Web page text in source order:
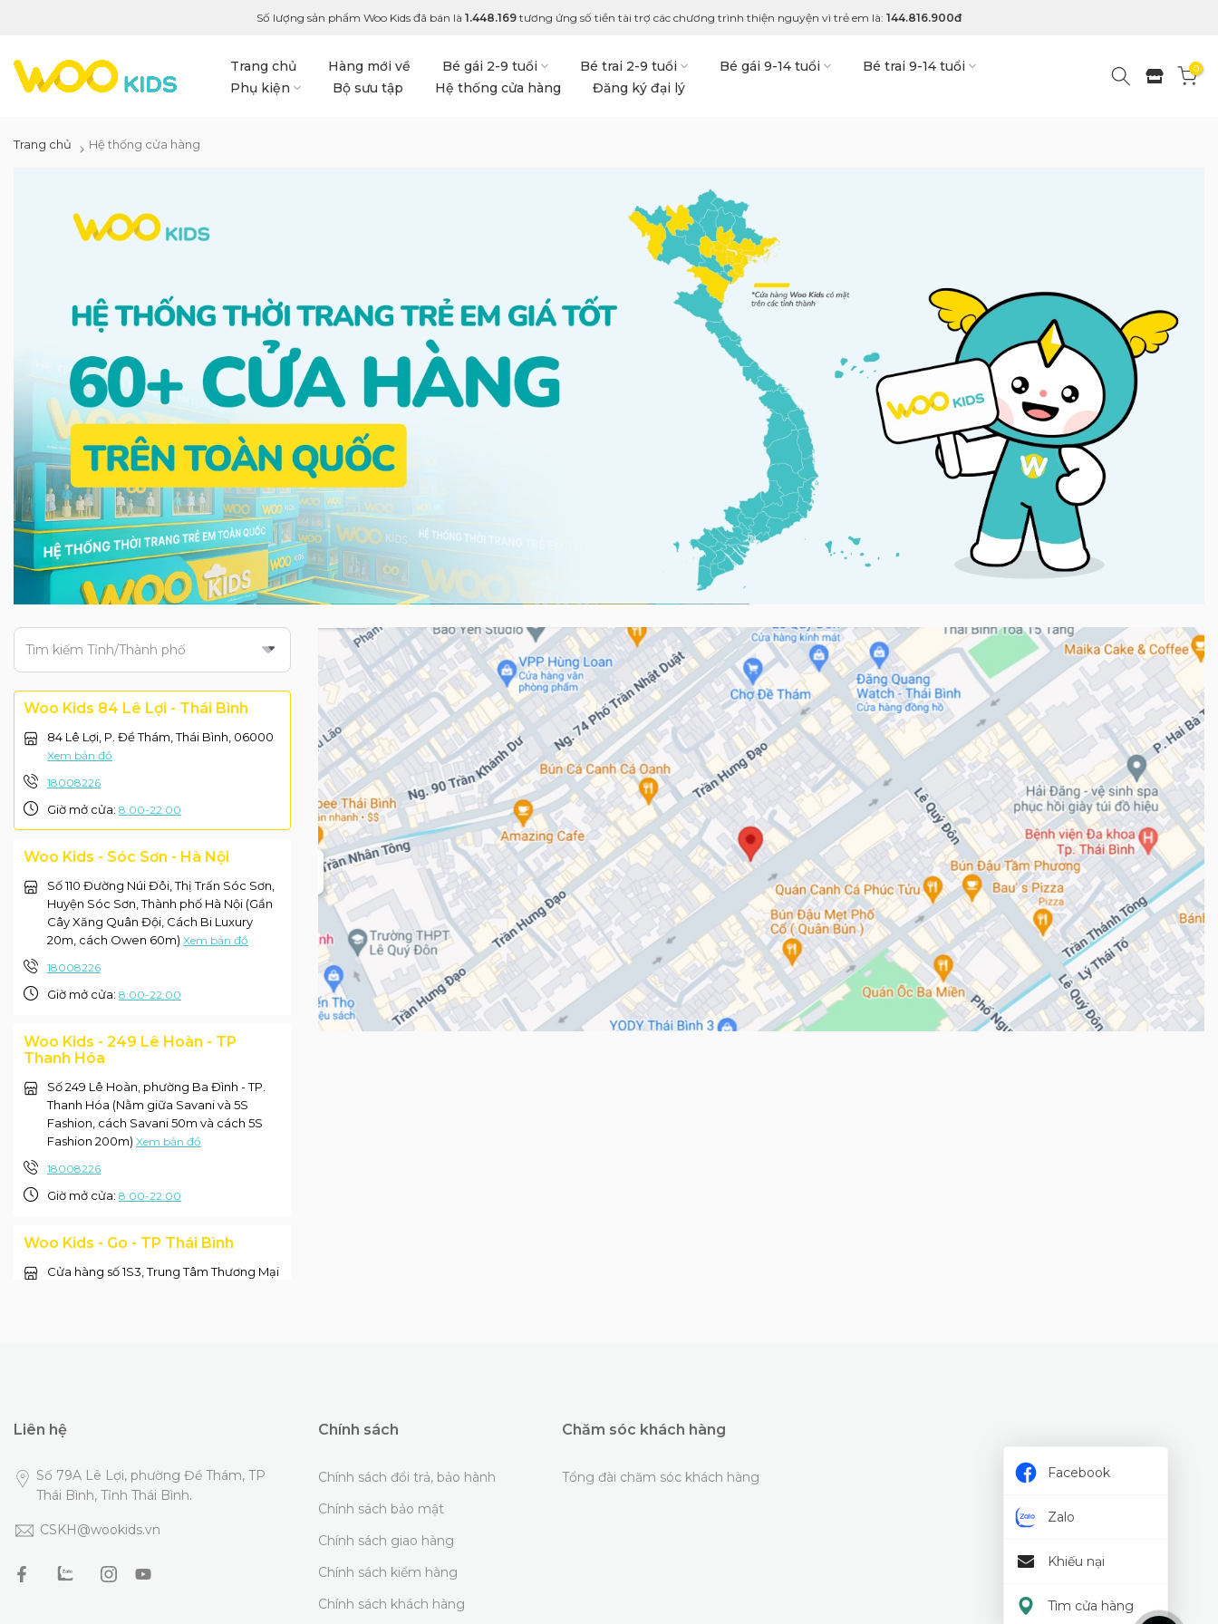
Số lượng sản phẩm Woo Kids đã bán là 1.448.169 tương ứng số tiền tài trợ các chương trình thiện nguyện vì trẻ em là: 144.816.900đ
Trang chủ Hàng mới về Bé gái 2-9 tuổi Bé trai 2-9 tuổi Bé gái 9-14 tuổi
Bé trai 9-14 tuổi
Phụ kiện
Bộ sưu tập Hệ thống cửa hàng Đăng ký đại lý
0
Trang chủ Hệ thống cửa hàng
Tìm kiếm Tỉnh/Thành phố
Woo Kids 84 Lê Lợi - Thái Bình
84 Lê Lợi, P. Đề Thám, Thái Bình, 06000
Xem bản đồ
18008226
Giờ mở cửa: 8:00-22:00
Woo Kids - Sóc Sơn - Hà Nội
Số 110 Đường Núi Đôi, Thị Trấn Sóc Sơn,
Huyện Sóc Sơn, Thành phố Hà Nội (Gần
Cây Xăng Quân Đội, Cách Bi Luxury
20m, cách Owen 60m) Xem bản đồ
18008226
Giờ mở cửa: 8:00-22:00
Woo Kids - 249 Lê Hoàn - TP
Thanh Hóa
Số 249 Lê Hoàn, phường Ba Đình - TP.
Thanh Hóa (Nằm giữa Savani và 5S
Fashion, cách Savani 50m và cách 5S
Fashion 200m) Xem bản đồ
18008226
Giờ mở cửa: 8:00-22:00
Woo Kids - Go - TP Thái Bình
Cửa hàng số 1S3, Trung Tâm Thương Mại
Yên
Yên, tỉnh Hưng Yên (Đối diện tiệm bánh
Đông Hưng và NEM Hưng Yên )
18008226
Giờ mở cửa:
Liên hệ
Số 79A Lê Lợi, phường Đề Thám, TP
Thái Bình, Tỉnh Thái Bình.
CSKH@wookids.vn
Chính sách
Chính sách đổi trả, bảo hành
Chính sách bảo mật
Chính sách giao hàng
Chính sách kiểm hàng
Chính sách khách hàng
Chăm sóc khách hàng
Tổng đài chăm sóc khách hàng Facebook
Zalo
Khiếu nại
Tìm cửa hàng